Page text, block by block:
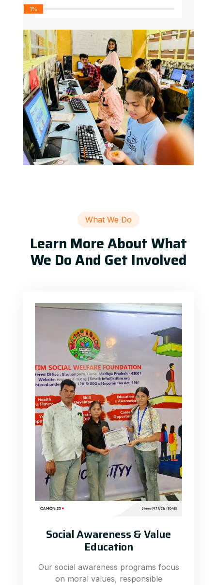
1%
What We Do
Learn More About What
We Do And Get Involved
Social Awareness & Value
Education
Our social awareness programs focus
on moral values, responsible